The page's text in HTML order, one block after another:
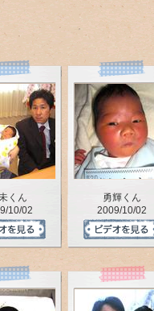
くん
10/02
勇輝くん
2009/10/02